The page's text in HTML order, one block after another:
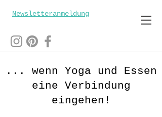
Newsletteranmeldung
... wenn Yoga und Essen
eine Verbindung
eingehen!